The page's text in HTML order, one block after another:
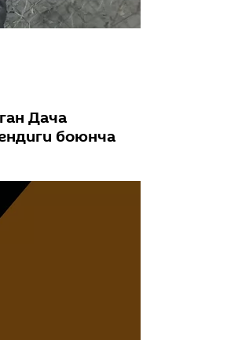
Дача
боюнча